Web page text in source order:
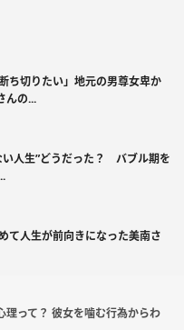
ち切りたい」地元の男尊女卑か
んの...
い人生”どうだった？ バブル期を
て人生が前向きになった美南さ
理って？ 彼女を噛む行為からわ